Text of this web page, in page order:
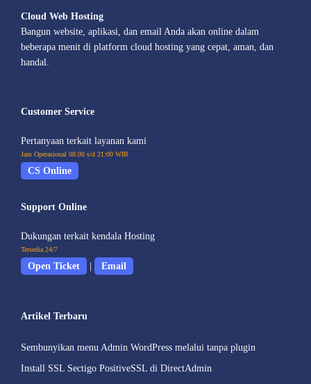
Cloud Web Hosting
Bangun website, aplikasi, dan email Anda akan online dalam
beberapa menit di platform cloud hosting yang cepat, aman, dan
handal.
Customer Service
Pertanyaan terkait layanan kami
Jam Operasional 08:00 s/d 21:00 WIB
CS Online
Support Online
Dukungan terkait kendala Hosting
Tersedia 24/7
Open Ticket Email
Artikel Terbaru
Sembunyikan menu Admin WordPress melalui tanpa plugin
Install SSL Sectigo PositiveSSL di DirectAdmin